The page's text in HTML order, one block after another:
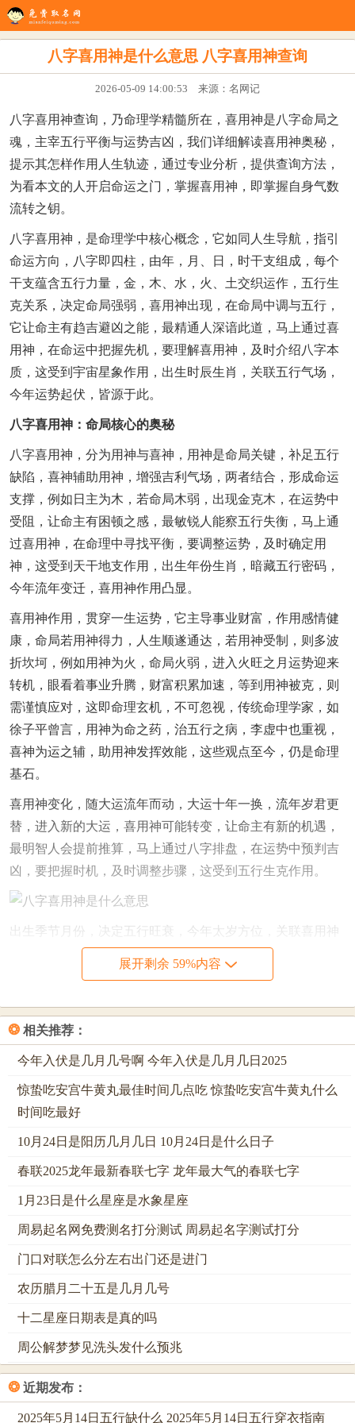
生辰八字 八字配对 在线起名 姓名测试 八字排盘
八字喜用神是什么意思 八字喜用神查询
2026-05-09 14:00:53 来源：名网记
八字喜用神查询，乃命理学精髓所在，喜用神是八字命局之
魂，主宰五行平衡与运势吉凶，我们详细解读喜用神奥秘，
提示其怎样作用人生轨迹，通过专业分析，提供查询方法，
为看本文的人开启命运之门，掌握喜用神，即掌握自身气数
流转之钥。
八字喜用神，是命理学中核心概念，它如同人生导航，指引
命运方向，八字即四柱，由年，月、日，时干支组成，每个
干支蕴含五行力量，金，木、水，火、土交织运作，五行生
克关系，决定命局强弱，喜用神出现，在命局中调与五行，
它让命主有趋吉避凶之能，最精通人深谙此道，马上通过喜
用神，在命运中把握先机，要理解喜用神，及时介绍八字本
质，这受到宇宙星象作用，出生时辰生肖，关联五行气场，
今年运势起伏，皆源于此。
八字喜用神：命局核心的奥秘
八字喜用神，分为用神与喜神，用神是命局关键，补足五行
缺陷，喜神辅助用神，增强吉利气场，两者结合，形成命运
支撑，例如日主为木，若命局木弱，出现金克木，在运势中
受阻，让命主有困顿之感，最敏锐人能察五行失衡，马上通
过喜用神，在命理中寻找平衡，要调整运势，及时确定用
神，这受到天干地支作用，出生年份生肖，暗藏五行密码，
今年流年变迁，喜用神作用凸显。
喜用神作用，贯穿一生运势，它主导事业财富，作用感情健
康，命局若用神得力，人生顺遂通达，若用神受制，则多波
折坎坷，例如用神为火，命局火弱，进入火旺之月运势迎来
转机，眼看着事业升腾，财富积累加速，等到用神被克，则
需谨慎应对，这即命理玄机，不可忽视，传统命理学家，如
徐子平曾言，用神为命之药，治五行之病，李虚中也重视，
喜神为运之辅，助用神发挥效能，这些观点至今，仍是命理
基石。
喜用神变化，随大运流年而动，大运十年一换，流年岁君更
替，进入新的大运，喜用神可能转变，让命主有新的机遇，
最明智人会提前推算，马上通过八字排盘，在运势中预判吉
凶，要把握时机，及时调整步骤，这受到五行生克作用。
出生季节月份，决定五行旺衰，今年太岁方位，关联喜用神
强弱，若用神逢生扶，则吉庆临门，若用神遭刑冲，则需化
解煞气，命理警示我们，不可逆天而行，顺应喜用神，方得
八字喜用神查询：介绍命运钥匙
八字喜用神查询，需精通排盘技法，确定生辰八字，即年、
月、日、时四柱，通过干支换算，列出五行分布，分析日主
强弱，日主即出生日天干，代表命主自身，最专业人会察五
分，要准确查询，及时运用生克法则，这受到地支藏干作
用，出生时辰生肖，细化五行计算，今年查询喜用神，可参
考流年干支。
查询关键，在于五行平衡分析，命局五行过旺，需克制或泄
助用神，例如日主为水，命局水弱土旺，出现土克水，在运
势中不利，让命主有压抑之象，最常用方法，是看十神关
系，马上通过正官、偏财等，在命局中作用，要确定喜用
联五行气势，今年五行流转，表格展示生克。
五
生助关系 克制关系
例
展开剩余 59%内容
❂ 相关推荐：
今年入伏是几月几号啊 今年入伏是几月几日2025
惊蛰吃安宫牛黄丸最佳时间几点吃 惊蛰吃安宫牛黄丸什么
时间吃最好
10月24日是阳历几月几日 10月24日是什么日子
春联2025龙年最新春联七字 龙年最大气的春联七字
1月23日是什么星座是水象星座
周易起名网免费测名打分测试 周易起名字测试打分
门口对联怎么分左右出门还是进门
农历腊月二十五是几月几号
十二星座日期表是真的吗
周公解梦梦见洗头发什么预兆
❂ 近期发布：
2025年5月14日五行缺什么 2025年5月14日五行穿衣指南